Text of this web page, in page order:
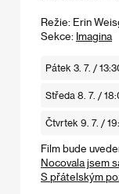
Režie: Erin
Sekce: Imagina
Pátek 3. 7. /
Středa 8. 7. /
Čtvrtek 9. 7. /
Film bude
Nocovala jsem
S přátelským